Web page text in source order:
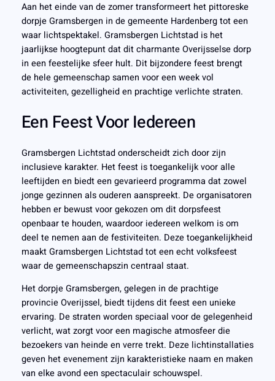
Aan het einde van de zomer transformeert het pittoreske
dorpje Gramsbergen in de gemeente Hardenberg tot een
waar lichtspektakel. Gramsbergen Lichtstad is het
jaarlijkse hoogtepunt dat dit charmante Overijsselse dorp
in een feestelijke sfeer hult. Dit bijzondere feest brengt
de hele gemeenschap samen voor een week vol
activiteiten, gezelligheid en prachtige verlichte straten.
Een Feest Voor Iedereen
Gramsbergen Lichtstad onderscheidt zich door zijn
inclusieve karakter. Het feest is toegankelijk voor alle
leeftijden en biedt een gevarieerd programma dat zowel
jonge gezinnen als ouderen aanspreekt. De organisatoren
hebben er bewust voor gekozen om dit dorpsfeest
openbaar te houden, waardoor iedereen welkom is om
deel te nemen aan de festiviteiten. Deze toegankelijkheid
maakt Gramsbergen Lichtstad tot een echt volksfeest
waar de gemeenschapszin centraal staat.
Het dorpje Gramsbergen, gelegen in de prachtige
provincie Overijssel, biedt tijdens dit feest een unieke
ervaring. De straten worden speciaal voor de gelegenheid
verlicht, wat zorgt voor een magische atmosfeer die
bezoekers van heinde en verre trekt. Deze lichtinstallaties
geven het evenement zijn karakteristieke naam en maken
van elke avond een spectaculair schouwspel.